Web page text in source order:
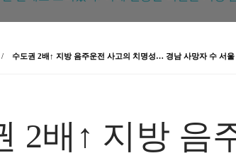
수도권 2배↑ 지방 음주운전 사고의 치명성… 경남 사망자 수 서울
2배↑ 지방 음